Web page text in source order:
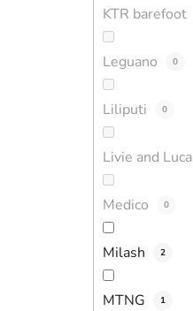
KTR barefoot
Leguano 0
Liliputi 0
Livie and Luca
Medico 0
Milash 2
MTNG 1